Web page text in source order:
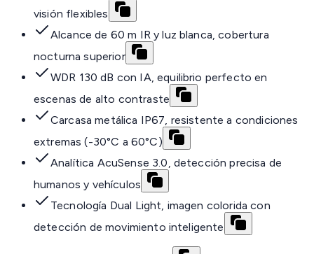
visión flexibles
Alcance de 60 m IR y luz blanca, cobertura
nocturna superior
WDR 130 dB con IA, equilibrio perfecto en
escenas de alto contraste
Carcasa metálica IP67, resistente a condiciones
extremas (-30°C a 60°C)
Analítica AcuSense 3.0, detección precisa de
humanos y vehículos
Tecnología Dual Light, imagen colorida con
detección de movimiento inteligente